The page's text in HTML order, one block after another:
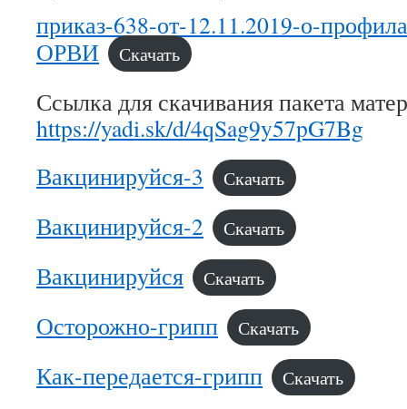
приказ-638-от-12.11.2019-о-
ОРВИ
Скачать
Ссылка для скачивания пакета
https://yadi.sk/d/4qSag9y57pG7Bg
Вакцинируйся-3
Скачать
Вакцинируйся-2 Скачать
Вакцинируйся Скачать
Осторожно-грипп Скачать
Как-передается-грипп Скачать